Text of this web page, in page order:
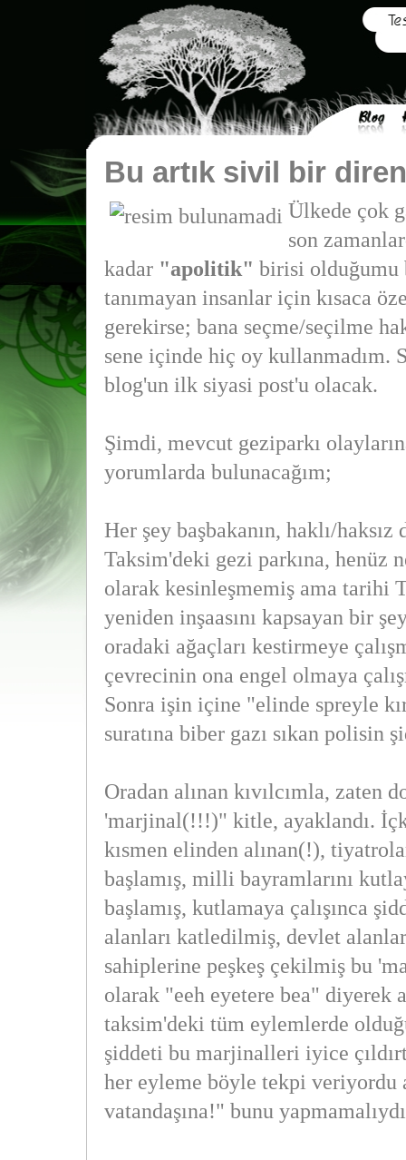
Bu artık sivil bir
Ülkede çok
son
kadar "apolitik" birisi olduğumu
tanımayan insanlar için kısaca
gerekirse; bana seçme/seçilme
sene içinde hiç oy kullanmadım.
blog'un ilk siyasi post'u olacak.
Şimdi, mevcut geziparkı
yorumlarda bulunacağım;
Her şey başbakanın, haklı/haksız
Taksim'deki gezi parkına, henüz
olarak kesinleşmemiş ama tarihi
yeniden inşaasını kapsayan bir
oradaki ağaçları kestirmeye
çevrecinin ona engel olmaya
Sonra işin içine "elinde spreyle
suratına biber gazı sıkan polisin
Oradan alınan kıvılcımla, zaten
'marjinal(!!!)" kitle, ayaklandı.
kısmen elinden alınan(!),
başlamış, milli bayramlarını
başlamış, kutlamaya çalışınca
alanları katledilmiş, devlet
sahiplerine peşkeş çekilmiş bu
olarak "eeh eyetere bea" diyerek
taksim'deki tüm eylemlerde
şiddeti bu marjinalleri iyice
her eyleme böyle tekpi veriyordu
vatandaşına!" bunu